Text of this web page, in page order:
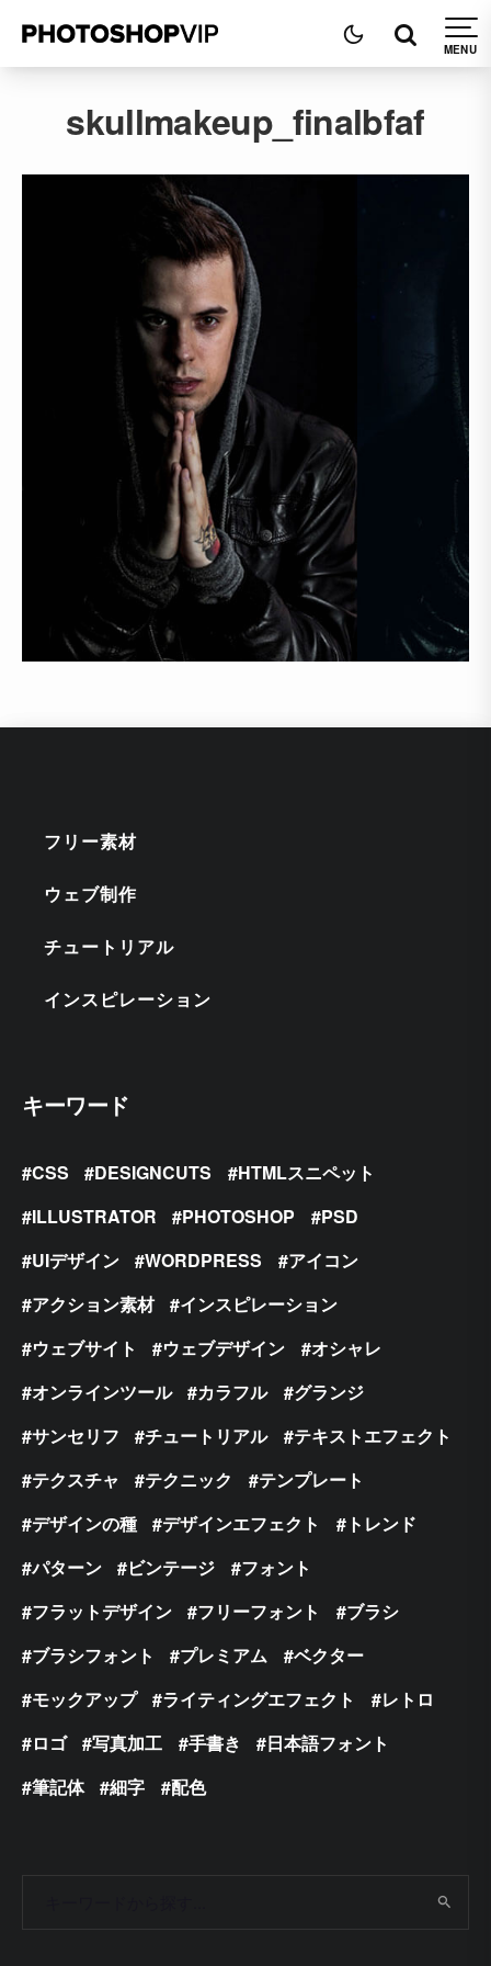
skullmakeup_finalbfaf
フリー素材
ウェブ制作
チュートリアル
インスピレーション
キーワード
CSS DESIGNCUTS
HTMLスニペット
ILLUSTRATOR
PHOTOSHOP
PSD
UIデザイン
WORDPRESS
アイコン
アクション素材
インスピレーション
ウェブサイト
ウェブデザイン
オシャレ
オンラインツール
カラフル
グランジ
サンセリフ
チュートリアル
テキストエフェクト
テクスチャ
テクニック
テンプレート
デザインの種
デザインエフェクト
トレンド
パターン
ビンテージ
フォント
フラットデザイン
フリーフォント
ブラシ
ブラシフォント
プレミアム
ベクター
モックアップ
ライティングエフェクト
レトロ
ロゴ
写真加工 手書き
日本語フォント
筆記体
細字 配色